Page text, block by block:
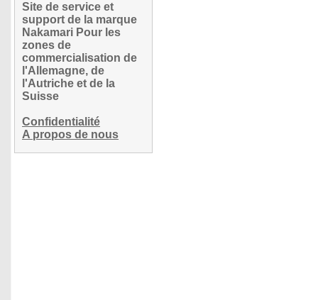
Site de service et
support de la marque
Nakamari Pour les
zones de
commercialisation de
l'Allemagne, de
l'Autriche et de la
Suisse
Confidentialité
A propos de nous